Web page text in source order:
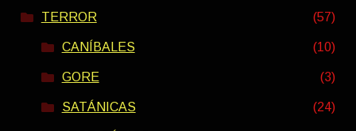
TERROR (57)
CANÍBALES (10)
GORE (3)
SATÁNICAS (24)